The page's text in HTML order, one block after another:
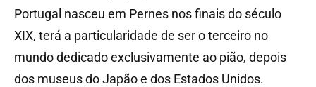
Portugal nasceu em Pernes nos finais do século
XIX, terá a particularidade de ser o terceiro no
mundo dedicado exclusivamente ao pião, depois
dos museus do Japão e dos Estados Unidos.